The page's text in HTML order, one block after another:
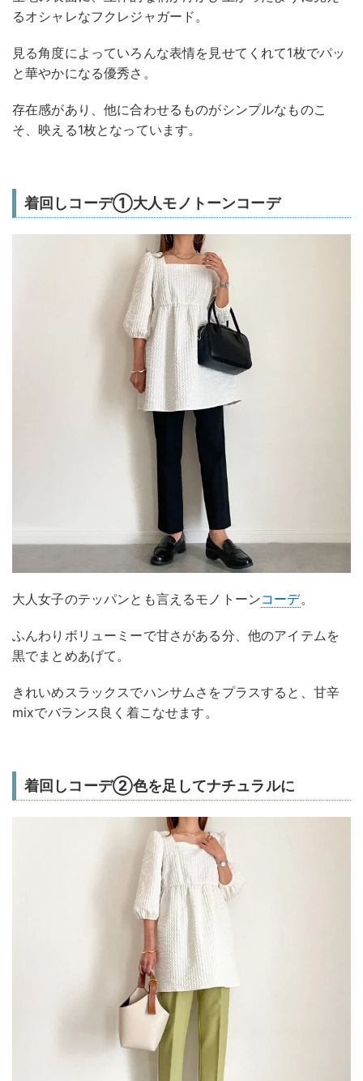
るオシャレなフクレジャガード。
見る角度によっていろんな表情を見せてくれて1枚でパッ
と華やかになる優秀さ。
存在感があり、他に合わせるものがシンプルなものこ
そ、映える1枚となっています。
着回しコーデ①大人モノトーンコーデ
大人女子のテッパンとも言えるモノトーンコーデ。
ふんわりボリューミーで甘さがある分、他のアイテムを
黒でまとめあげて。
きれいめスラックスでハンサムさをプラスすると、甘辛
mixでバランス良く着こなせます。
着回しコーデ②色を足してナチュラルに